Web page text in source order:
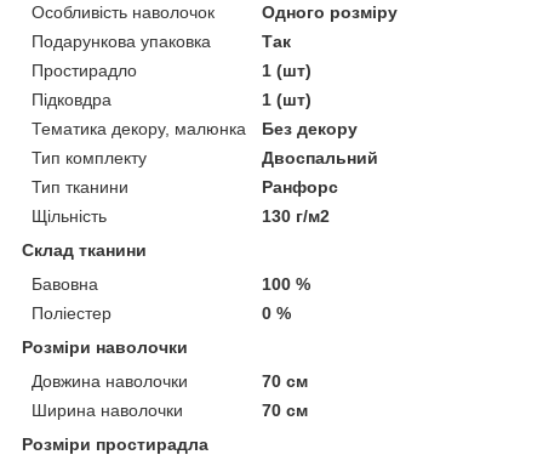
Особливість наволочок
Одного розміру
Подарункова упаковка
Так
Простирадло
1 (шт)
Підковдра
1 (шт)
Тематика декору, малюнка
Без декору
Тип комплекту
Двоспальний
Тип тканини
Ранфорс
Щільність
130 г/м2
Склад тканини
Бавовна
100 %
Поліестер
0 %
Розміри наволочки
Довжина наволочки
70 см
Ширина наволочки
70 см
Розміри простирадла